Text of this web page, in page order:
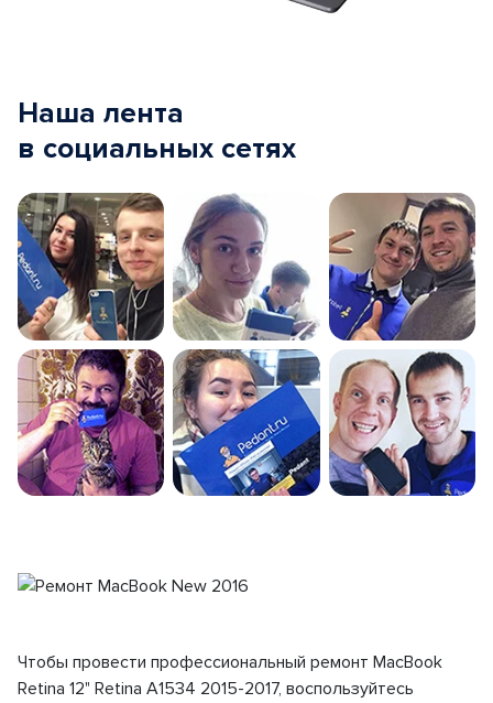
Наша лента
в социальных сетях
Чтобы провести профессиональный ремонт MacBook
Retina 12" Retina A1534 2015-2017, воспользуйтесь